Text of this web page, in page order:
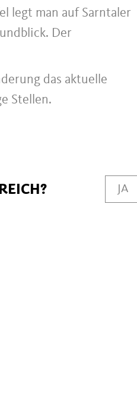
legt man auf Sarntaler
Der
das aktuelle
Stellen.
JA